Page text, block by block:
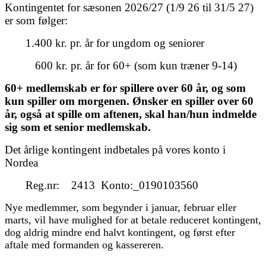
Kontingentet for sæsonen 2026/27 (1/9 26 til 31/5 27)
er som følger:
1.400 kr. pr. år for ungdom og seniorer
600 kr. pr. år for 60+ (som kun træner 9-14)
60+ medlemskab er for spillere over 60 år, og som
kun spiller om morgenen. Ønsker en spiller over 60
år, også at spille om aftenen, skal han/hun indmelde
sig som et senior medlemskab.
Det årlige kontingent indbetales på vores konto i
Nordea
Reg.nr: 2413 Konto:_0190103560
Nye medlemmer, som begynder i januar, februar eller
marts, vil have mulighed for at betale reduceret kontingent,
dog aldrig mindre end halvt kontingent, og først efter
aftale med formanden og kassereren.